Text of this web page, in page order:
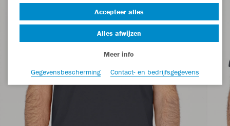
Accepteer alles
Alles afwijzen
Meer info
Gegevensbescherming
Contact- en bedrijfsgegevens